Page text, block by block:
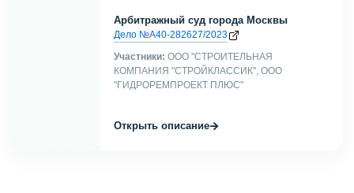
Арбитражный суд города Москвы
Дело №А40-282627/2023
Участники: ООО "СТРОИТЕЛЬНАЯ
КОМПАНИЯ "СТРОЙКЛАССИК", ООО
"ГИДРОРЕМПРОЕКТ ПЛЮС"
Открыть описание→